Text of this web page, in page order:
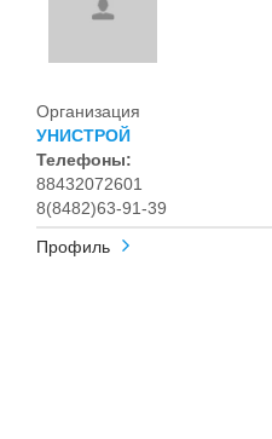
Организация
УНИСТРОЙ
Телефоны:
88432072601
8(8482)63-91-39
Профиль